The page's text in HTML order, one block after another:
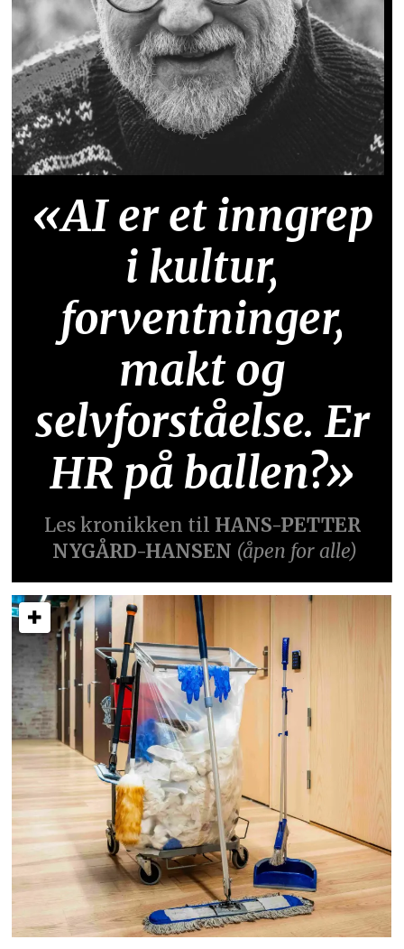
«AI er et inngrep
i kultur,
forventninger,
makt og
selvforståelse. Er
HR på ballen?»
Les kronikken til HANS-PETTER
NYGÅRD-HANSEN (åpen for alle)